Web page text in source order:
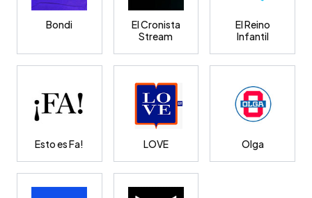
Bondi
El Cronista
Stream
El Reino
Infantil
Esto es Fa! LOVE Olga